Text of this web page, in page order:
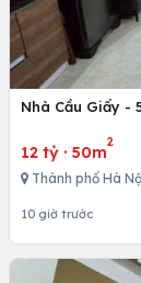
Nhà Cầu Giấy -
12 tỷ · 50m
2
Thành phố Hà
10 giờ trước